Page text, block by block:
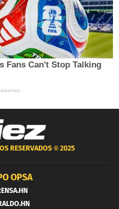
RESERVADOS ®2025
OPSA